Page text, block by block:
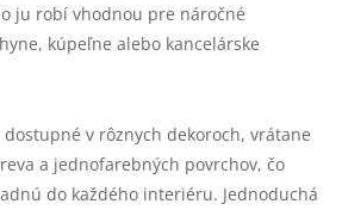
ju robí vhodnou pre náročné
kúpeľne alebo kancelárske
dostupné v rôznych dekoroch, vrátane
a jednofarebných povrchov, čo
do každého interiéru. Jednoduchá